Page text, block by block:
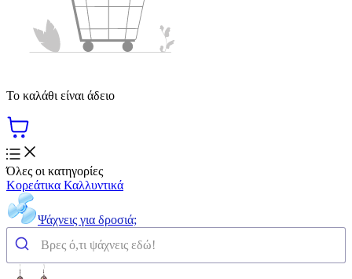
Το καλάθι είναι άδειο
Όλες οι κατηγορίες
Κορεάτικα Καλλυντικά
Ψάχνεις για δροσιά;